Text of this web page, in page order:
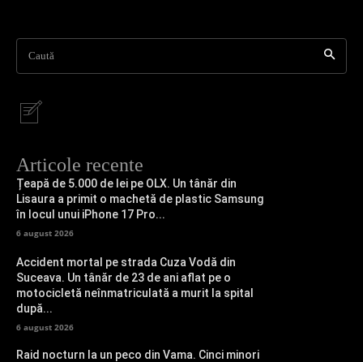
Caută
Articole recente
Țeapă de 5.000 de lei pe OLX. Un tânăr din
Lisaura a primit o machetă de plastic Samsung
în locul unui iPhone 17 Pro...
6 august 2026
Accident mortal pe strada Cuza Vodă din
Suceava. Un tânăr de 23 de ani aflat pe o
motocicletă neînmatriculată a murit la spital
după...
6 august 2026
Raid nocturn la un peco din Vama. Cinci minori